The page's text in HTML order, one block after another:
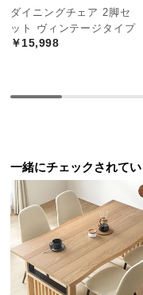
に
つ
い
の
つ
い
て
ダイニングチェア 2脚セ
ット ヴィンテージタイプ
￥15,998
一緒にチェックされて